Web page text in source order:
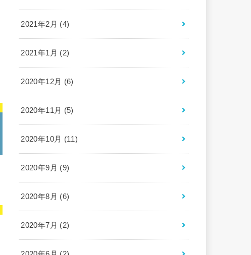
2021年2月 (4)
2021年1月 (2)
2020年12月 (6)
2020年11月 (5)
2020年10月 (11)
2020年9月 (9)
2020年8月 (6)
2020年7月 (2)